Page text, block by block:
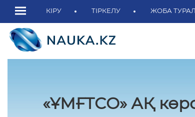
КІРУ ТІРКЕЛУ ЖОБА
«ҰМҒТСО» АҚ